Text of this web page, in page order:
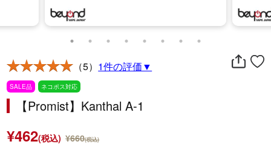
（5） 1件の評価▼
SALE品 ネコポス対応
【Promist】Kanthal A-1
¥462(税込) ¥660(税込)